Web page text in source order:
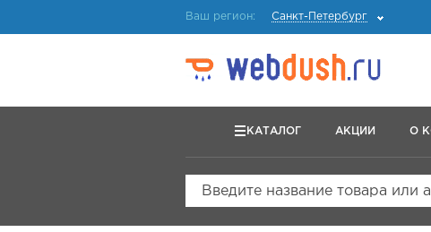
Ваш регион: Санкт-Петербург
КАТАЛОГ АКЦИИ О
Введите название товара или